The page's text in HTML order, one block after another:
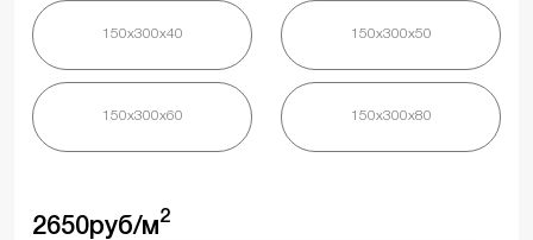
150х300х40 150х300х50
150х300х60 150х300х80
2650руб/м2